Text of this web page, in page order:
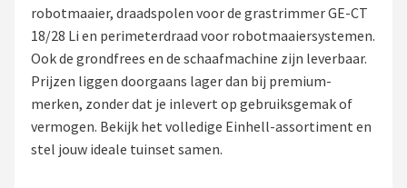
Talen Tools
Husqvarna
Bosch
WORX
robotmaaier, draadspolen voor de grastrimmer GE-CT
18/28 Li en perimeterdraad voor robotmaaiersystemen.
Ook de grondfrees en de schaafmachine zijn leverbaar.
Prijzen liggen doorgaans lager dan bij premium-
merken, zonder dat je inlevert op gebruiksgemak of
vermogen. Bekijk het volledige Einhell-assortiment en
stel jouw ideale tuinset samen.